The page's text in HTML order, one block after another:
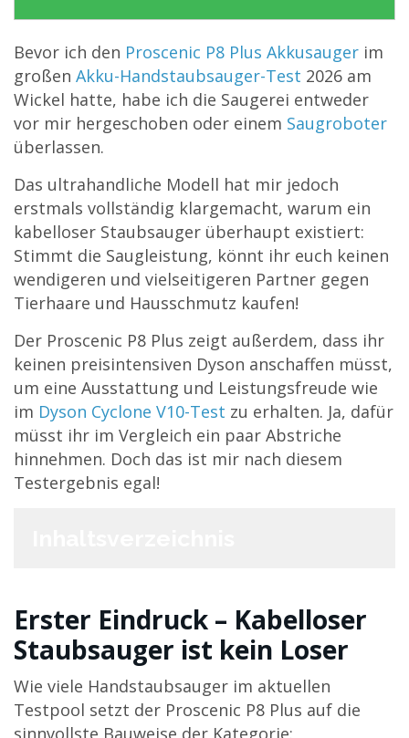
Bevor ich den Proscenic P8 Plus Akkusauger im
großen Akku-Handstaubsauger-Test 2026 am
Wickel hatte, habe ich die Saugerei entweder
vor mir hergeschoben oder einem Saugroboter
überlassen.
Das ultrahandliche Modell hat mir jedoch
erstmals vollständig klargemacht, warum ein
kabelloser Staubsauger überhaupt existiert:
Stimmt die Saugleistung, könnt ihr euch keinen
wendigeren und vielseitigeren Partner gegen
Tierhaare und Hausschmutz kaufen!
Der Proscenic P8 Plus zeigt außerdem, dass ihr
keinen preisintensiven Dyson anschaffen müsst,
um eine Ausstattung und Leistungsfreude wie
im Dyson Cyclone V10-Test zu erhalten. Ja, dafür
müsst ihr im Vergleich ein paar Abstriche
hinnehmen. Doch das ist mir nach diesem
Testergebnis egal!
Erster Eindruck – Kabelloser
Staubsauger ist kein Loser
Wie viele Handstaubsauger im aktuellen
Testpool setzt der Proscenic P8 Plus auf die
sinnvollste Bauweise der Kategorie: